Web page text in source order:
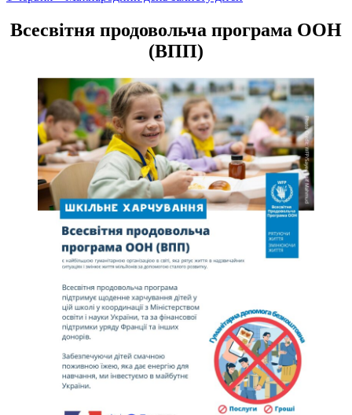
записів
Всесвітня продовольча програма ООН
(ВПП)